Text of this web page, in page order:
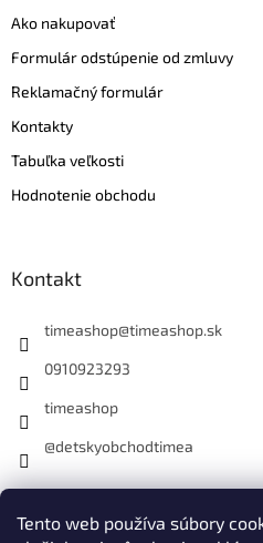
Tento web používa súbory
Ako nakupovať
Formulár odstúpenie od zmluvy
Reklamačný formulár
Kontakty
Tabuľka veľkosti
Hodnotenie obchodu
Kontakt
timeashop@timeashop.sk
0910923293
timeashop
@detskyobchodtimea
Instagram